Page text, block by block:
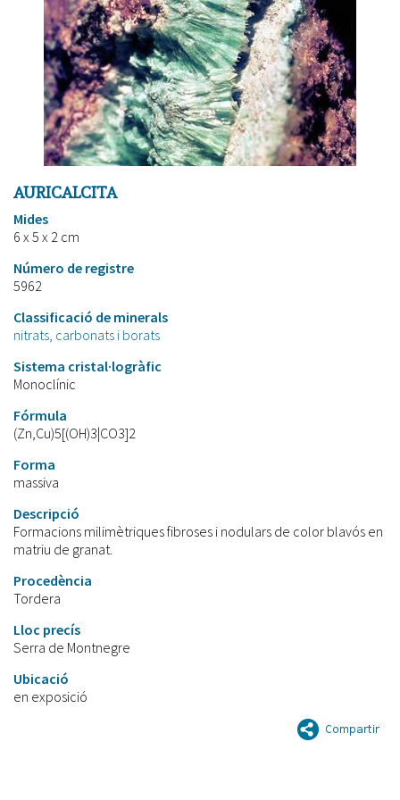
AURICALCITA
Mides
6 x 5 x 2 cm
Número de registre
5962
Classificació de minerals
nitrats, carbonats i borats
Sistema cristal·logràfic
Monoclínic
Fórmula
(Zn,Cu)5[(OH)3|CO3]2
Forma
massiva
Descripció
Formacions milimètriques fibroses i nodulars de color blavós en
matriu de granat.
Procedència
Tordera
Lloc precís
Serra de Montnegre
Ubicació
en exposició